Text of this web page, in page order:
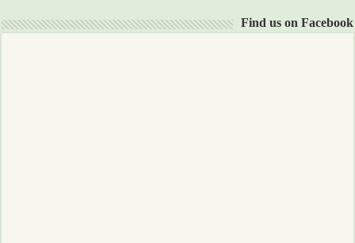
Find us on Facebook